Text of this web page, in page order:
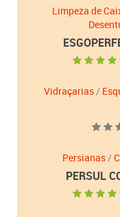
Limpeza de
Vidraçarias/
Persianas/
PERSUL